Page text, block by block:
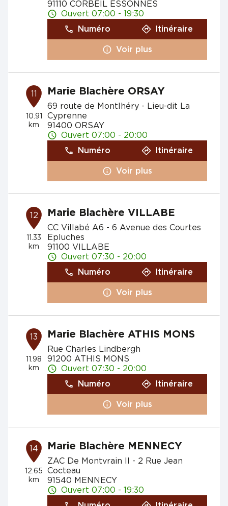
91110 CORBEIL ESSONNES
Ouvert 07:00 - 19:30
Numéro
Itinéraire
Voir plus
11
10.91
km
Marie Blachère ORSAY
69 route de Montlhéry - Lieu-dit La
Cyprenne
91400 ORSAY
Ouvert 07:00 - 20:00
Numéro
Itinéraire
Voir plus
12
11.33
km
Marie Blachère VILLABE
CC Villabé A6 - 6 Avenue des Courtes
Epluches
91100 VILLABE
Ouvert 07:30 - 20:00
Numéro
Itinéraire
Voir plus
13
11.98
km
Marie Blachère ATHIS MONS
Rue Charles Lindbergh
91200 ATHIS MONS
Ouvert 07:30 - 20:00
Numéro
Itinéraire
Voir plus
14
12.65
km
Marie Blachère MENNECY
ZAC De Montvrain II - 2 Rue Jean
Cocteau
91540 MENNECY
Ouvert 07:00 - 19:30